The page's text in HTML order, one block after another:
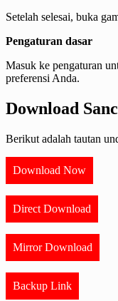
Setelah selesai, buka
Pengaturan dasar
Masuk ke pengaturan
preferensi Anda.
Download
Berikut adalah tautan
Download Now
Direct Download
Mirror Download
Backup Link